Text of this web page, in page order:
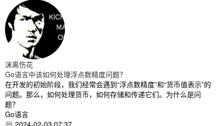
沫离伤花
Go语言中该如何处理浮点数精度问题？
在开发的初始阶段，我们经常会遇到“浮点数精度”和“货币值表示”的
问题。那么，如何处理货币，如何存储和传递它们。为什么是问
题？
Go语言
 2024-02-03 07:37